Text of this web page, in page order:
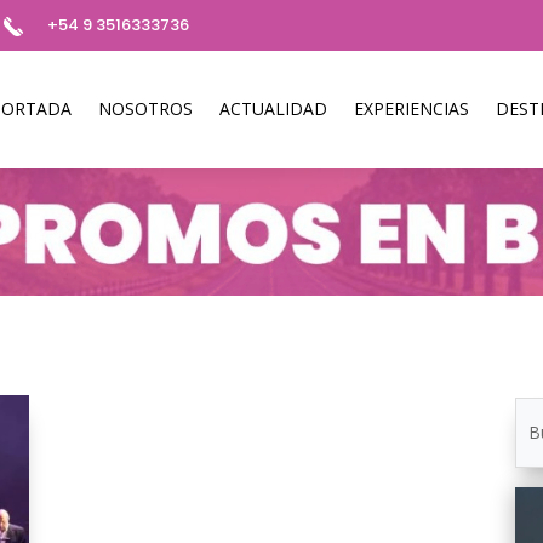
+54 9 3516333736
NOSOTROS ACTUALIDAD EXPERIENCIAS